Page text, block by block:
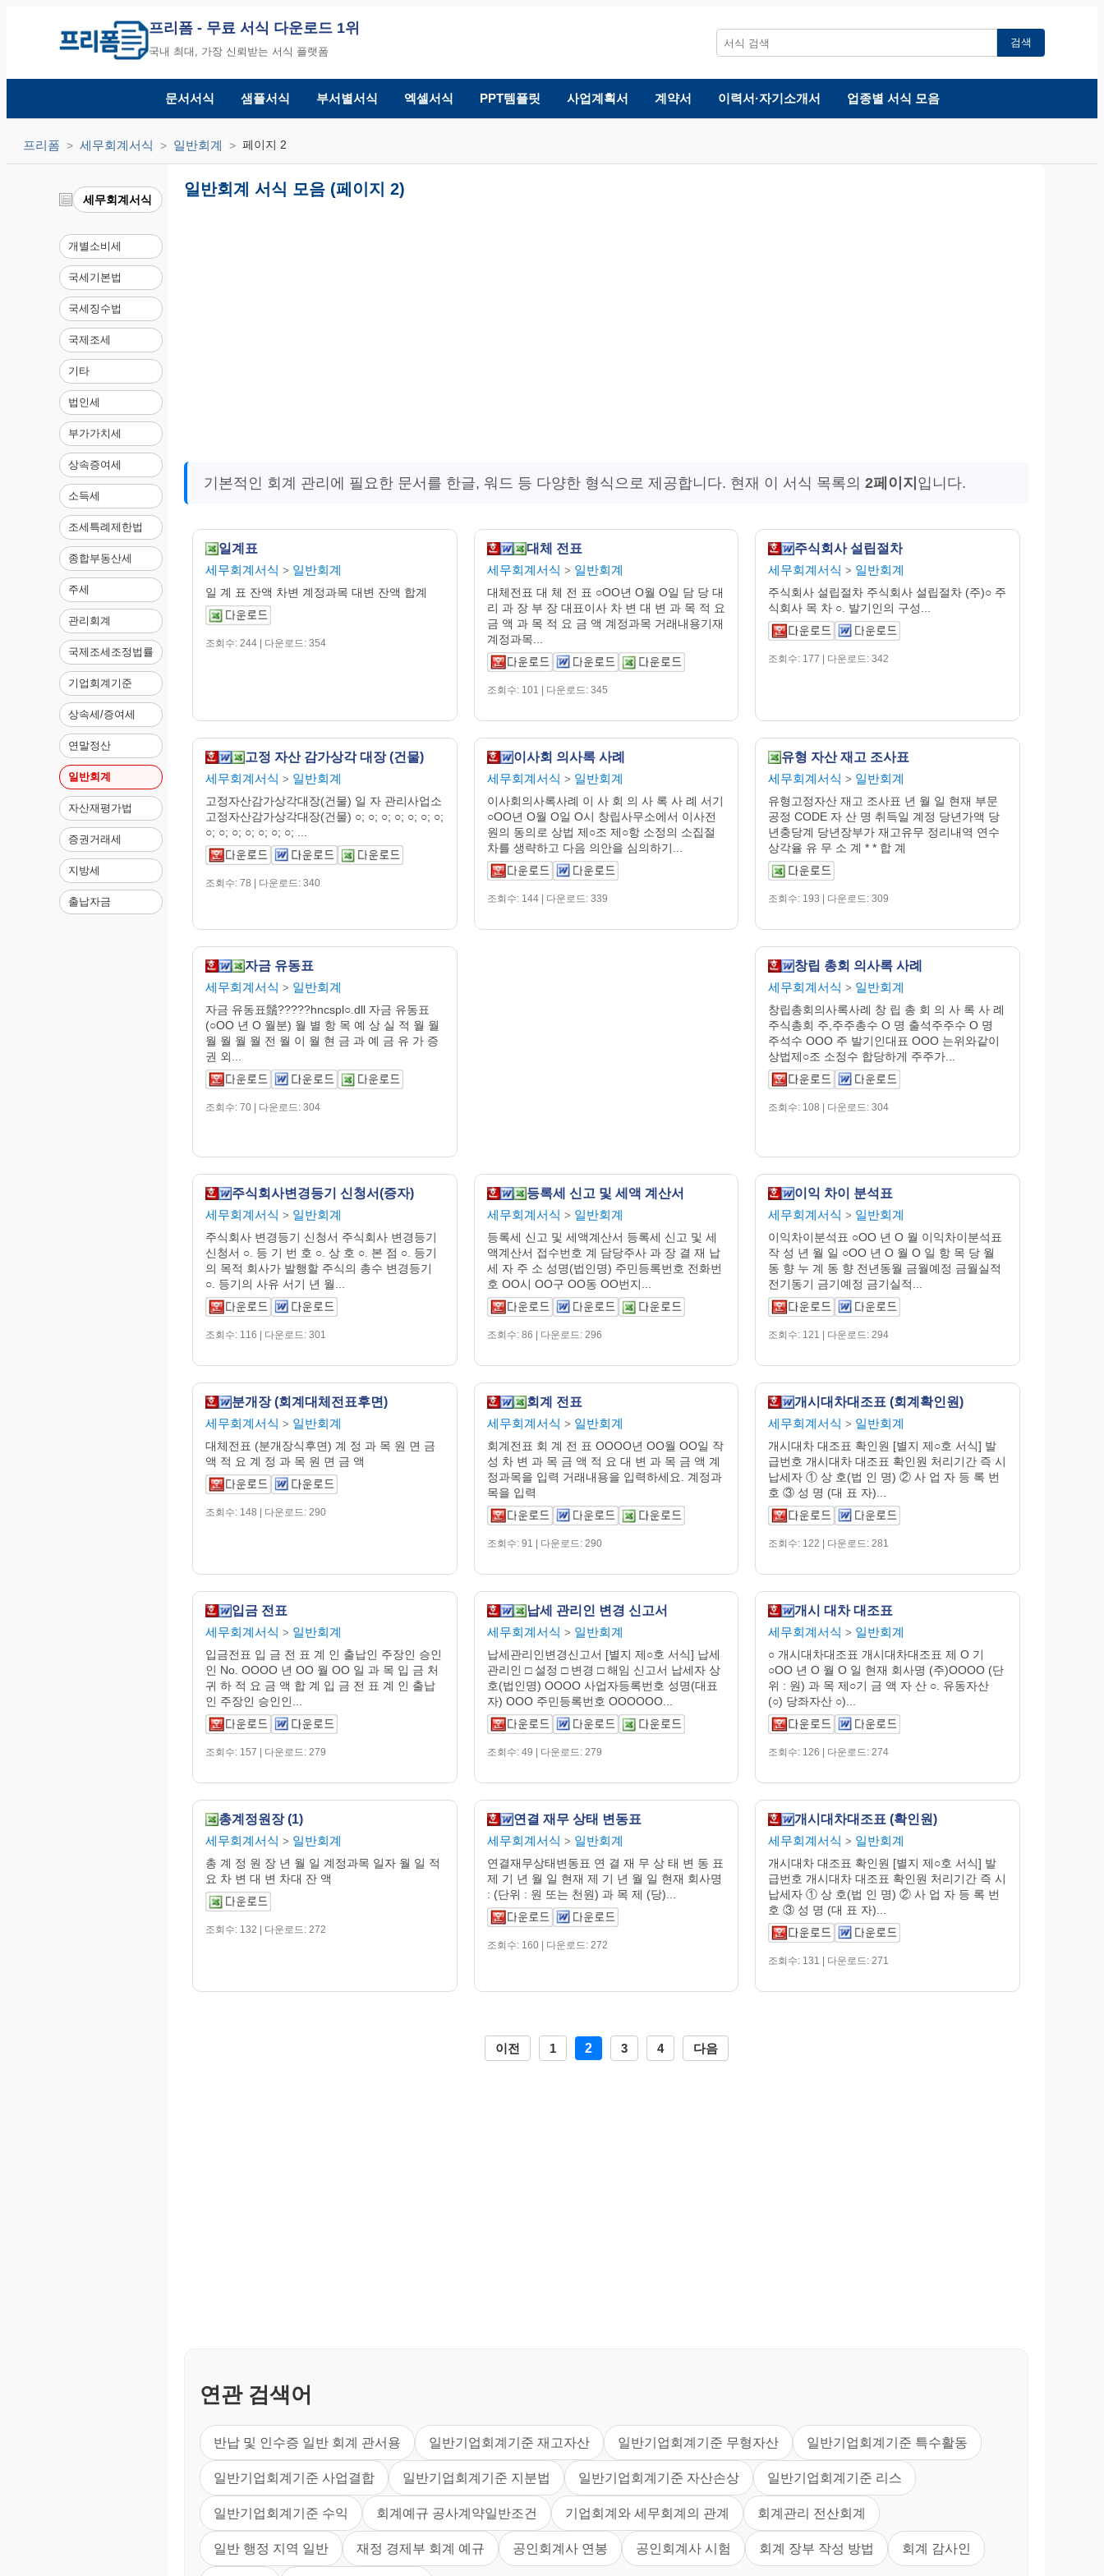
프리폼 - 무료 서식 다운로드 1위
국내 최대, 가장 신뢰받는 서식 플랫폼
검색
문서서식 샘플서식 부서별서식 엑셀서식 PPT템플릿 사업계획서 계약서 이력서·자기소개서 업종별 서식 모음
프리폼 세무회계서식 일반회계 페이지 2
세무회계서식
개별소비세
국세기본법
국세징수법
국제조세
기타
법인세
부가가치세
상속증여세
소득세
조세특례제한법
종합부동산세
주세
관리회계
국제조세조정법률
기업회계기준
상속세/증여세
연말정산
일반회계
자산재평가법
증권거래세
지방세
출납자금
일반회계 서식 모음 (페이지 2)
기본적인 회계 관리에 필요한 문서를 한글, 워드 등 다양한 형식으로 제공합니다. 현재 이 서식 목록의 2페이지 입니다.
일계표
세무회계서식 > 일반회계
일 계 표 잔액 차변 계정과목 대변 잔액 합계
조회수: 244 | 다운로드: 354
대체 전표
세무회계서식 > 일반회계
대체전표 대 체 전 표 ○OO년 O월 O일 담 당 대
리 과 장 부 장 대표이사 차 변 대 변 과 목 적 요
금 액 과 목 적 요 금 액 계정과목 거래내용기재
계정과목...
조회수: 101 | 다운로드: 345
주식회사 설립절차
세무회계서식 > 일반회계
주식회사 설립절차 주식회사 설립절차 (주)○ 주
식회사 목 차 ○. 발기인의 구성...
조회수: 177 | 다운로드: 342
고정 자산 감가상각 대장 (건물)
세무회계서식 > 일반회계
고정자산감가상각대장(건물) 일 자 관리사업소
고정자산감가상각대장(건물) ○; ○; ○; ○; ○; ○; ○;
○; ○; ○; ○; ○; ○; ○; ...
조회수: 78 | 다운로드: 340
이사회 의사록 사례
세무회계서식 > 일반회계
이사회의사록사례 이 사 회 의 사 록 사 례 서기
○OO년 O월 O일 O시 창립사무소에서 이사전
원의 동의로 상법 제○조 제○항 소정의 소집절
차를 생략하고 다음 의안을 심의하기...
조회수: 144 | 다운로드: 339
유형 자산 재고 조사표
세무회계서식 > 일반회계
유형고정자산 재고 조사표 년 월 일 현재 부문
공정 CODE 자 산 명 취득일 계정 당년가액 당
년충당계 당년장부가 재고유무 정리내역 연수
상각율 유 무 소 계 * * 합 계
조회수: 193 | 다운로드: 309
자금 유동표
세무회계서식 > 일반회계
자금 유동표鬚?????hncspl○.dll 자금 유동표
(○OO 년 O 월분) 월 별 항 목 예 상 실 적 월 월
월 월 월 월 전 월 이 월 현 금 과 예 금 유 가 증
권 외...
조회수: 70 | 다운로드: 304
창립 총회 의사록 사례
세무회계서식 > 일반회계
창립총회의사록사례 창 립 총 회 의 사 록 사 례
주식총회 주,주주총수 O 명 출석주주수 O 명
주석수 OOO 주 발기인대표 OOO 는위와같이
상법제○조 소정수 합당하게 주주가...
조회수: 108 | 다운로드: 304
주식회사변경등기 신청서(증자)
세무회계서식 > 일반회계
주식회사 변경등기 신청서 주식회사 변경등기
신청서 ○. 등 기 번 호 ○. 상 호 ○. 본 점 ○. 등기
의 목적 회사가 발행할 주식의 총수 변경등기
○. 등기의 사유 서기 년 월...
조회수: 116 | 다운로드: 301
등록세 신고 및 세액 계산서
세무회계서식 > 일반회계
등록세 신고 및 세액계산서 등록세 신고 및 세
액계산서 접수번호 계 담당주사 과 장 결 재 납
세 자 주 소 성명(법인명) 주민등록번호 전화번
호 OO시 OO구 OO동 OO번지...
조회수: 86 | 다운로드: 296
이익 차이 분석표
세무회계서식 > 일반회계
이익차이분석표 ○OO 년 O 월 이익차이분석표
작 성 년 월 일 ○OO 년 O 월 O 일 항 목 당 월
동 향 누 계 동 향 전년동월 금월예정 금월실적
전기동기 금기예정 금기실적...
조회수: 121 | 다운로드: 294
분개장 (회계대체전표후면)
세무회계서식 > 일반회계
대체전표 (분개장식후면) 계 정 과 목 원 면 금
액 적 요 계 정 과 목 원 면 금 액
조회수: 148 | 다운로드: 290
회계 전표
세무회계서식 > 일반회계
회계전표 회 계 전 표 OOOO년 OO월 OO일 작
성 차 변 과 목 금 액 적 요 대 변 과 목 금 액 계
정과목을 입력 거래내용을 입력하세요. 계정과
목을 입력
조회수: 91 | 다운로드: 290
개시대차대조표 (회계확인원)
세무회계서식 > 일반회계
개시대차 대조표 확인원 [별지 제○호 서식] 발
급번호 개시대차 대조표 확인원 처리기간 즉 시
납세자 ① 상 호(법 인 명) ② 사 업 자 등 록 번
호 ③ 성 명 (대 표 자)...
조회수: 122 | 다운로드: 281
입금 전표
세무회계서식 > 일반회계
입금전표 입 금 전 표 계 인 출납인 주장인 승인
인 No. OOOO 년 OO 월 OO 일 과 목 입 금 처
귀 하 적 요 금 액 합 계 입 금 전 표 계 인 출납
인 주장인 승인인...
조회수: 157 | 다운로드: 279
납세 관리인 변경 신고서
세무회계서식 > 일반회계
납세관리인변경신고서 [별지 제○호 서식] 납세
관리인 □ 설정 □ 변경 □ 해임 신고서 납세자 상
호(법인명) OOOO 사업자등록번호 성명(대표
자) OOO 주민등록번호 OOOOOO...
조회수: 49 | 다운로드: 279
개시 대차 대조표
세무회계서식 > 일반회계
○ 개시대차대조표 개시대차대조표 제 O 기
○OO 년 O 월 O 일 현재 회사명 (주)OOOO (단
위 : 원) 과 목 제○기 금 액 자 산 ○. 유동자산
(○) 당좌자산 ○)...
조회수: 126 | 다운로드: 274
총계정원장 (1)
세무회계서식 > 일반회계
총 계 정 원 장 년 월 일 계정과목 일자 월 일 적
요 차 변 대 변 차대 잔 액
조회수: 132 | 다운로드: 272
연결 재무 상태 변동표
세무회계서식 > 일반회계
연결재무상태변동표 연 결 재 무 상 태 변 동 표
제 기 년 월 일 현재 제 기 년 월 일 현재 회사명
: (단위 : 원 또는 천원) 과 목 제 (당)...
조회수: 160 | 다운로드: 272
개시대차대조표 (확인원)
세무회계서식 > 일반회계
개시대차 대조표 확인원 [별지 제○호 서식] 발
급번호 개시대차 대조표 확인원 처리기간 즉 시
납세자 ① 상 호(법 인 명) ② 사 업 자 등 록 번
호 ③ 성 명 (대 표 자)...
조회수: 131 | 다운로드: 271
이전 1 2 3 4 다음
연관 검색어
반납 및 인수증 일반 회계 관서용 일반기업회계기준 재고자산 일반기업회계기준 무형자산 일반기업회계기준 특수활동
일반기업회계기준 사업결합 일반기업회계기준 지분법 일반기업회계기준 자산손상 일반기업회계기준 리스
일반기업회계기준 수익 회계예규 공사계약일반조건 기업회계와 세무회계의 관계 회계관리 전산회계
일반 행정 지역 일반 재정 경제부 회계 예규 공인회계사 연봉 공인회계사 시험 회계 장부 작성 방법 회계 감사인